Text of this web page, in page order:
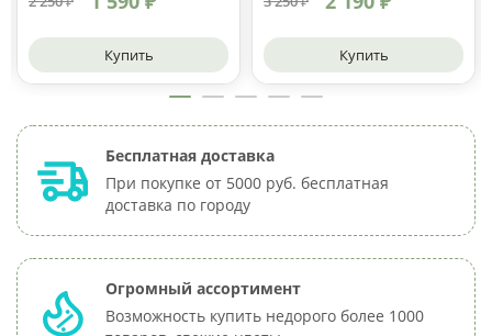
Купить Купить
Бесплатная доставка
При покупке от 5000 руб. бесплатная
доставка по городу
Огромный ассортимент
Возможность купить недорого более 1000